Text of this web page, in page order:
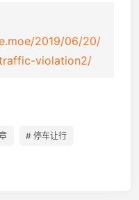
2019/06/20/
violation2/
# 停车让行